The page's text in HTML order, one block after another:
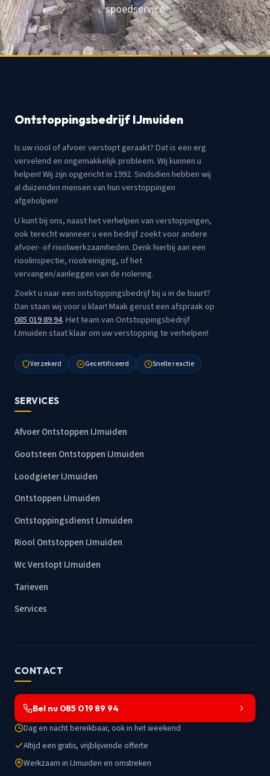
spoedservice
Ontstoppingsbedrijf IJmuiden
Is uw riool of afvoer verstopt geraakt? Dat is een erg
vervelend en ongemakkelijk probleem. Wij kunnen u
helpen! Wij zijn opgericht in 1992. Sindsdien hebben wij
al duizenden mensen van hun verstoppingen
afgeholpen!
U kunt bij ons, naast het verhelpen van verstoppingen,
ook terecht wanneer u een bedrijf zoekt voor andere
afvoer- of rioolwerkzaamheden. Denk hierbij aan een
rioolinspectie, rioolreiniging, of het
vervangen/aanleggen van de riolering.
Zoekt u naar een ontstoppingsbedrijf bij u in de buurt?
Dan staan wij voor u klaar! Maak gerust een afspraak op
085 019 89 94. Het team van Ontstoppingsbedrijf
IJmuiden staat klaar om uw verstopping te verhelpen!
Verzekerd Gecertificeerd Snelle reactie
SERVICES
Afvoer Ontstoppen IJmuiden
Gootsteen Ontstoppen IJmuiden
Loodgieter IJmuiden
Ontstoppen IJmuiden
Ontstoppingsdienst IJmuiden
Riool Ontstoppen IJmuiden
Wc Verstopt IJmuiden
Tarieven
Services
CONTACT
Bel nu 085 019 89 94
Dag en nacht bereikbaar, ook in het weekend
Altijd een gratis, vrijblijvende offerte
Werkzaam in IJmuiden en omstreken